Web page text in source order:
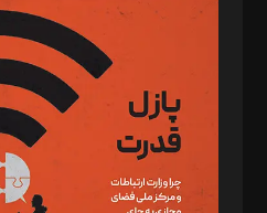
د‌بیر پیوست جهان: مینا پاکدل
د‌بیر تحریریه آنلاین: بابک نقاش
تحریریه‌: مجتبی محمود‌ی، آرش
مصطفی مسجدی آرانی، ابوالفضل رجبی،
رستمی،مصطفی باستان
ویرایش: نگار استاد‌‌آقا
طراح یونیفرم: مجید توکلی